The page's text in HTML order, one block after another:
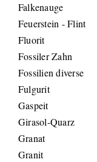
Falkenauge
Feuerstein - Flint
Fluorit
Fossiler Zahn
Fossilien diverse
Fulgurit
Gaspeit
Girasol-Quarz
Granat
Granit